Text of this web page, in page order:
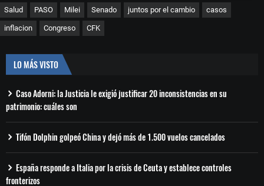
Salud PASO Milei Senado juntos por el cambio casos
inflacion Congreso CFK
LO MÁS VISTO
Caso Adorni: la Justicia le exigió justificar 20 inconsistencias en su
patrimonio: cuáles son
Tifón Dolphin golpeó China y dejó más de 1.500 vuelos cancelados
España responde a Italia por la crisis de Ceuta y establece controles
fronterizos